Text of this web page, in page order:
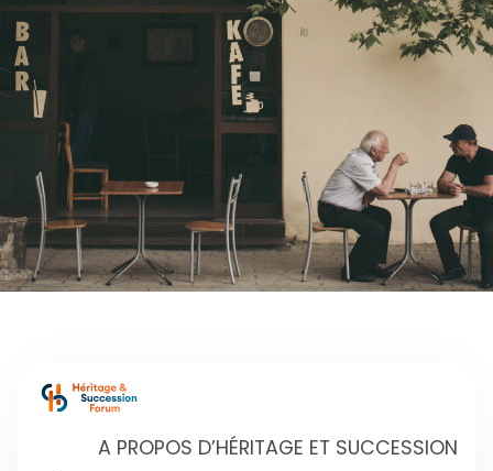
A PROPOS D’HÉRITAGE ET SUCCESSION